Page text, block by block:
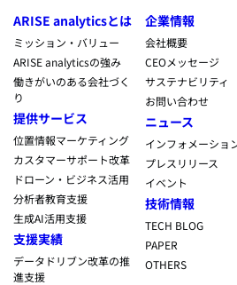
ARISE analyticsとは
ミッション・バリュー
ARISE analyticsの強み
働きがいのある会社づく
り
提供サービス
位置情報マーケティング
カスタマーサポート改革
ドローン・ビジネス活用
分析者教育支援
生成AI活用支援
支援実績
データドリブン改革の推
進支援
企業情報
会社概要
CEOメッセージ
サステナビリティ
お問い合わせ
ニュース
インフォメーショ
プレスリリース
イベント
技術情報
TECH BLOG
PAPER
OTHERS